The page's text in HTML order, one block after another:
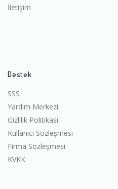
İletişim
Destek
SSS
Yardım Merkezi
Gizlilik Politikası
Kullanıcı Sözleşmesi
Firma Sözleşmesi
KVKK